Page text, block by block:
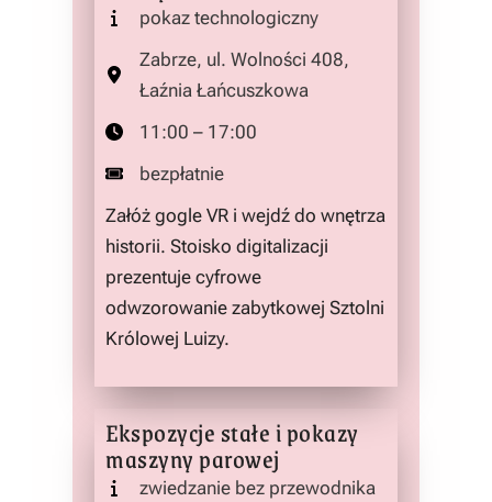
pokaz technologiczny
Zabrze, ul. Wolności 408,
Łaźnia Łańcuszkowa
11:00 – 17:00
bezpłatnie
Załóż gogle VR i wejdź do wnętrza
historii. Stoisko digitalizacji
prezentuje cyfrowe
odwzorowanie zabytkowej Sztolni
Królowej Luizy.
Ekspozycje stałe i pokazy
maszyny parowej
zwiedzanie bez przewodnika